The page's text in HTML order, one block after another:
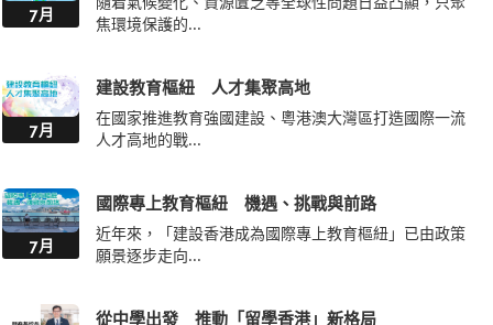
7月
焦環境保護的...
7月
建設教育樞紐 人才集聚高地
在國家推進教育強國建設、粵港澳大灣區打造國際一流
人才高地的戰...
7月
國際專上教育樞紐 機遇、挑戰與前路
近年來，「建設香港成為國際專上教育樞紐」已由政策
願景逐步走向...
從中學出發 推動「留學香港」新格局